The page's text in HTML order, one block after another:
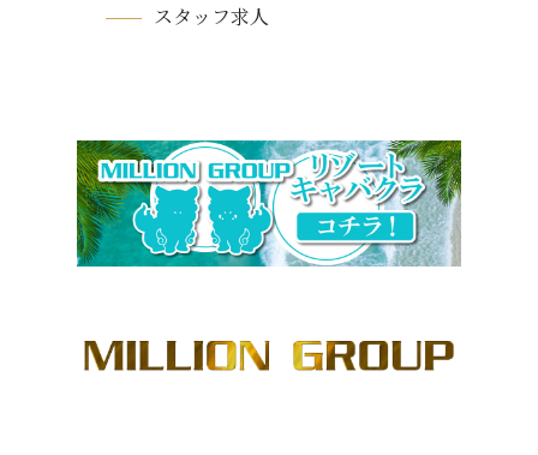
スタッフ求人